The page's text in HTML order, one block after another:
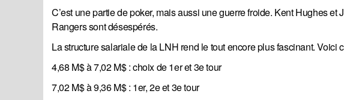
C’est une partie de poker, mais aussi une guerre froide. Kent Hughes
Rangers sont désespérés.
La structure salariale de la LNH rend le tout encore plus fascinant.
4,68 M$ à 7,02 M$ : choix de 1er et 3e tour
7,02 M$ à 9,36 M$ : 1er, 2e et 3e tour